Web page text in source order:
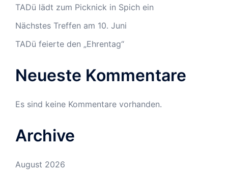
TADü lädt zum Picknick in Spich ein
Nächstes Treffen am 10. Juni
TADü feierte den „Ehrentag“
Neueste Kommentare
Es sind keine Kommentare vorhanden.
Archive
August 2026